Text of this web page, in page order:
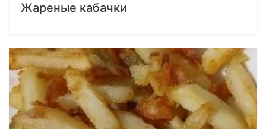
Жареные кабачки